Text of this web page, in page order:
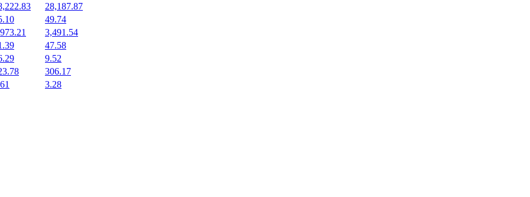
28,187.87
49.74
3,491.54
47.58
9.52
306.17
3.28